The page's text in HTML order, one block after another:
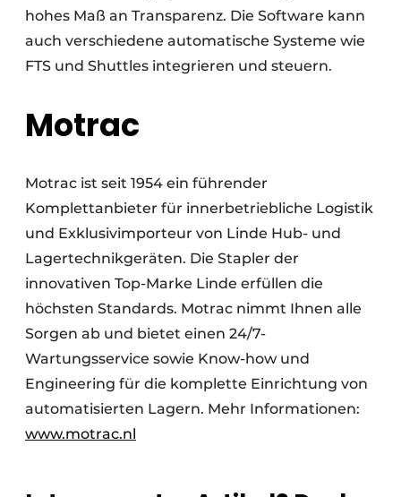
hohes Maß an Transparenz. Die Software kann
auch verschiedene automatische Systeme wie
FTS und Shuttles integrieren und steuern.
Motrac
Motrac ist seit 1954 ein führender
Komplettanbieter für innerbetriebliche Logistik
und Exklusivimporteur von Linde Hub- und
Lagertechnikgeräten. Die Stapler der
innovativen Top-Marke Linde erfüllen die
höchsten Standards. Motrac nimmt Ihnen alle
Sorgen ab und bietet einen 24/7-
Wartungsservice sowie Know-how und
Engineering für die komplette Einrichtung von
automatisierten Lagern. Mehr Informationen:
www.motrac.nl